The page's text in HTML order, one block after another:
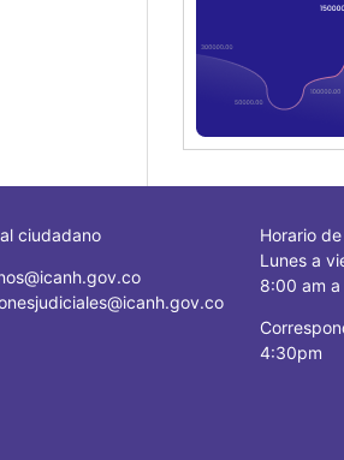
ciudadano
Horario
Lunes a
8:00 am
4:30pm